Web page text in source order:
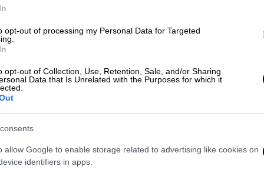
opt-out of processing my Personal Data for Targeted
opt-out of Collection, Use, Retention, Sale, and/or Sharing
Data that Is Unrelated with the Purposes for which it
allow Google to enable storage related to advertising like cookies on
identifiers in apps.
κυκλώματος ναρκωτικών με τους
ως αρχηγός
του ίδιου έτους έως τον
υπέστη κακοποίηση, με συνέπεια να